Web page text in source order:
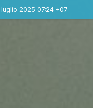
2025 07:24 +07